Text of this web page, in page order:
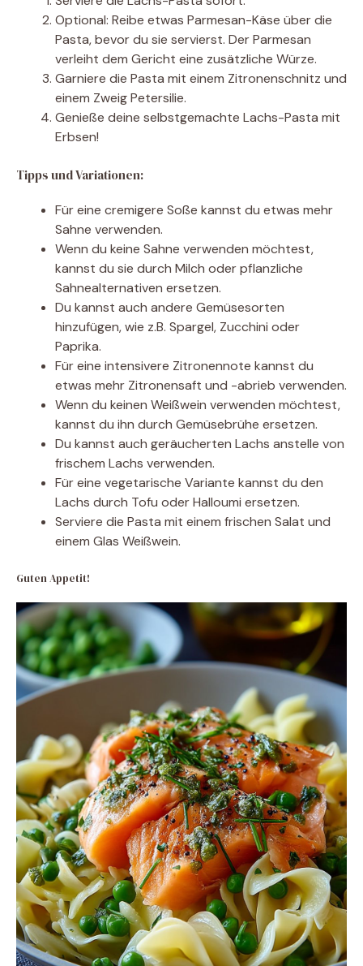
Optional: Reibe etwas Parmesan-Käse über die
Pasta, bevor du sie servierst. Der Parmesan
verleiht dem Gericht eine zusätzliche Würze.
Garniere die Pasta mit einem Zitronenschnitz und
einem Zweig Petersilie.
Genieße deine selbstgemachte Lachs-Pasta mit
Erbsen!
Tipps und Variationen:
Für eine cremigere Soße kannst du etwas mehr
Sahne verwenden.
Wenn du keine Sahne verwenden möchtest,
kannst du sie durch Milch oder pflanzliche
Sahnealternativen ersetzen.
Du kannst auch andere Gemüsesorten
hinzufügen, wie z.B. Spargel, Zucchini oder
Paprika.
Für eine intensivere Zitronennote kannst du
etwas mehr Zitronensaft und -abrieb verwenden.
Wenn du keinen Weißwein verwenden möchtest,
kannst du ihn durch Gemüsebrühe ersetzen.
Du kannst auch geräucherten Lachs anstelle von
frischem Lachs verwenden.
Für eine vegetarische Variante kannst du den
Lachs durch Tofu oder Halloumi ersetzen.
Serviere die Pasta mit einem frischen Salat und
einem Glas Weißwein.
Guten Appetit!